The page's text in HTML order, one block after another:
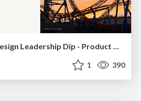
Navigating the Design Leadership Dip - Product Design Week Design Leaders+ Conference 2024
1 390